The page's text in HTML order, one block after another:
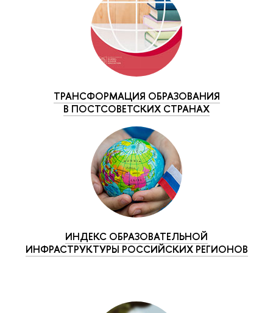
ТРАНСФОРМАЦИЯ ОБРАЗОВАНИЯ
В ПОСТСОВЕТСКИХ СТРАНАХ
ИНДЕКС ОБРАЗОВАТЕЛЬНОЙ
ИНФРАСТРУКТУРЫ РОССИЙСКИХ РЕГИОНОВ